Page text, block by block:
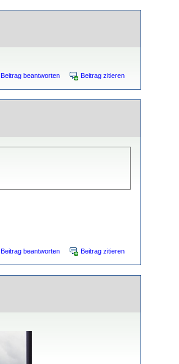
Beitrag beantworten Beitrag zitieren
Beitrag beantworten Beitrag zitieren